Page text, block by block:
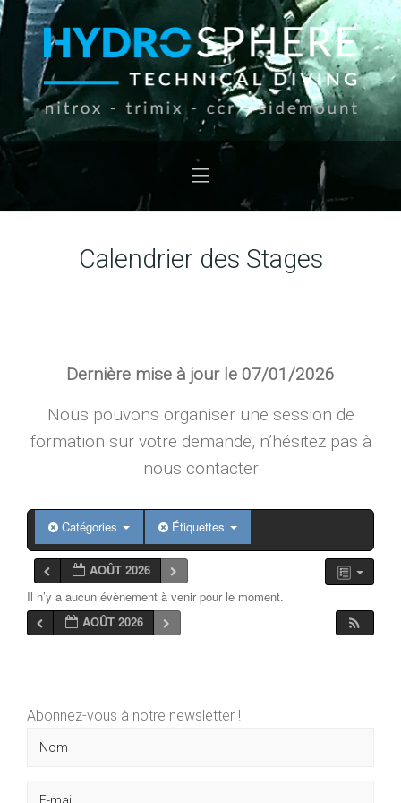
Calendrier des Stages
Dernière mise à jour le 07/01/2026
Nous pouvons organiser une session de
formation sur votre demande, n’hésitez pas à
nous contacter
Catégories Étiquettes
AOÛT 2026
Il n’y a aucun évènement à venir pour le moment.
AOÛT 2026
Abonnez-vous à notre newsletter !